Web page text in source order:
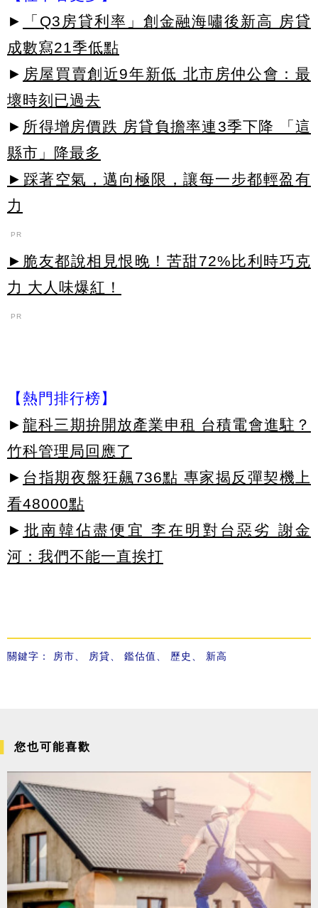
►
「Q3房貸利率」創金融海嘯後新高 房貸
成數寫21季低點
► 房屋買賣創近9年新低 北市房仲公會：最
壞時刻已過去
► 所得增房價跌 房貸負擔率連3季下降 「這
縣市」降最多
►踩著空氣，邁向極限，讓每一步都輕盈有
力
PR
►脆友都說相見恨晚！苦甜72%比利時巧克
力 大人味爆紅！
PR
【熱門排行榜】
► 龍科三期拚開放產業申租 台積電會進駐？
竹科管理局回應了
► 台指期夜盤狂飆736點 專家揭反彈契機上
看48000點
► 批南韓佔盡便宜 李在明對台惡劣 謝金
河：我們不能一直挨打
關鍵字： 房市、 房貸、 鑑估值、 歷史 、 新高
您也可能喜歡